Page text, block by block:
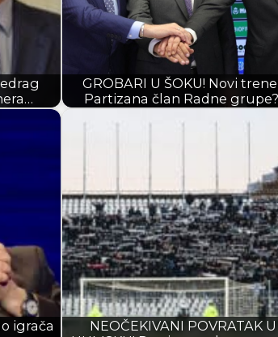
GROBARI U ŠOKU! Novi
Partizana član Radne
igrača
NEOČEKIVANI POVRATAK U